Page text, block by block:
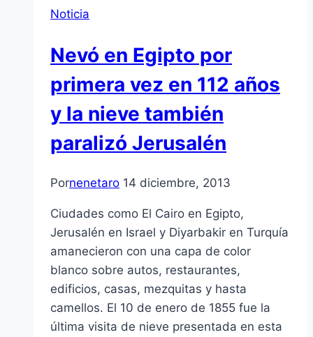
Noticia
Nevó en Egipto por
primera vez en 112 años
y la nieve también
paralizó Jerusalén
Pornenetaro 14 diciembre, 2013
Ciudades como El Cairo en Egipto,
Jerusalén en Israel y Diyarbakir en Turquía
amanecieron con una capa de color
blanco sobre autos, restaurantes,
edificios, casas, mezquitas y hasta
camellos. El 10 de enero de 1855 fue la
última visita de nieve presentada en esta